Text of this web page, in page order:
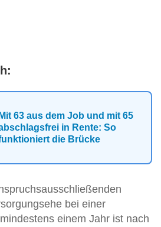
Mit 63 aus dem Job und mit 65
in Rente: So
die Brücke
bei einer
einem Jahr ist nach